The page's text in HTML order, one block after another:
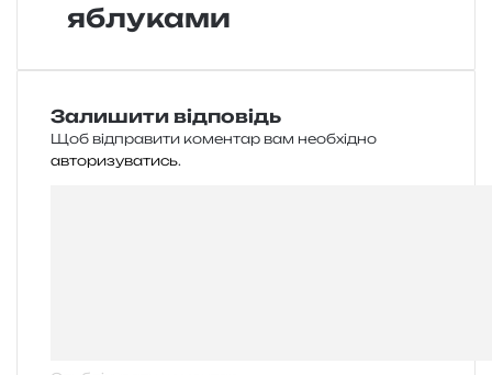
яблуками
Залишити відповідь
Щоб відправити коментар вам необхідно
авторизуватись.